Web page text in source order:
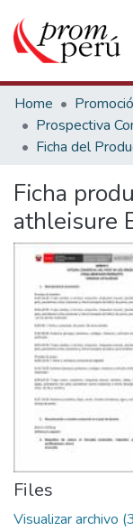
Communities &
All of DSpace
Statistics
Home
Prospectiva
Ficha del
Ficha
athleisure
Files
Visualizar archivo